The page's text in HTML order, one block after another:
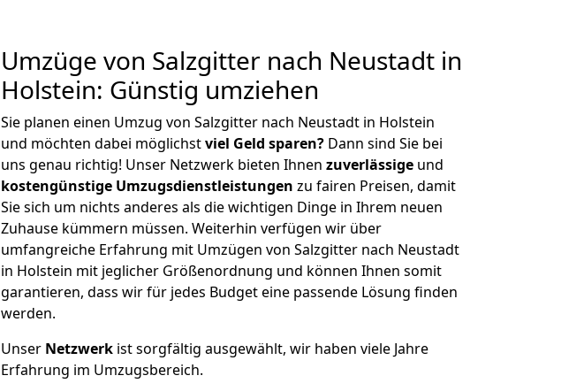
Umzüge von Salzgitter nach Neustadt in
Holstein: Günstig umziehen
Sie planen einen Umzug von Salzgitter nach Neustadt in Holstein
und möchten dabei möglichstviel Geld sparen? Dann sind Sie bei
uns genau richtig! Unser Netzwerk bieten Ihnen zuverlässige und
kostengünstige Umzugsdienstleistungen zu fairen Preisen, damit
Sie sich um nichts anderes als die wichtigen Dinge in Ihrem neuen
Zuhause kümmern müssen. Weiterhin verfügen wir über
umfangreiche Erfahrung mit Umzügen von Salzgitter nach Neustadt
in Holstein mit jeglicher Größenordnung und können Ihnen somit
garantieren, dass wir für jedes Budget eine passende Lösung finden
werden.
Unser Netzwerk ist sorgfältig ausgewählt, wir haben viele Jahre
Erfahrung im Umzugsbereich.